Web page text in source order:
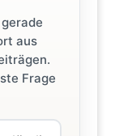
aus
Frage